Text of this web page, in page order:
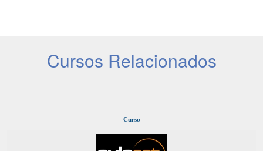
Cursos Relacionados
Curso